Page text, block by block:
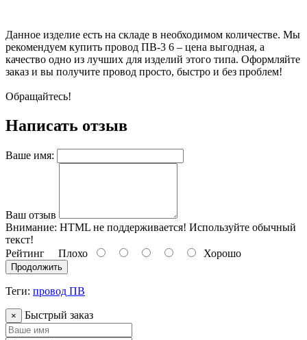
Данное изделие есть на складе в необходимом количестве. Мы
рекомендуем купить провод ПВ-3 6 – цена выгодная, а
качество одно из лучших для изделий этого типа. Оформляйте
заказ и вы получите провод просто, быстро и без проблем!
Обращайтесь!
Написать отзыв
Ваше имя:
Ваш отзыв
Внимание: HTML не поддерживается! Используйте обычный
текст!
Рейтинг Плохо Хорошо
Продолжить
Теги: провод ПВ
× Быстрый заказ